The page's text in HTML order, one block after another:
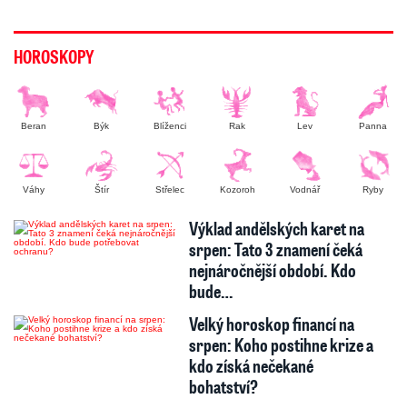
HOROSKOPY
Beran Býk Blíženci Rak Lev Panna
Váhy Štír Střelec Kozoroh Vodnář Ryby
Výklad andělských karet na
srpen: Tato 3 znamení čeká
nejnáročnější období. Kdo
bude…
Velký horoskop financí na
srpen: Koho postihne krize a
kdo získá nečekané
bohatství?